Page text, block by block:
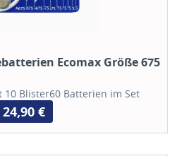
Ecomax Größe 675
10 Blister60 Batterien im Set
24,90 €